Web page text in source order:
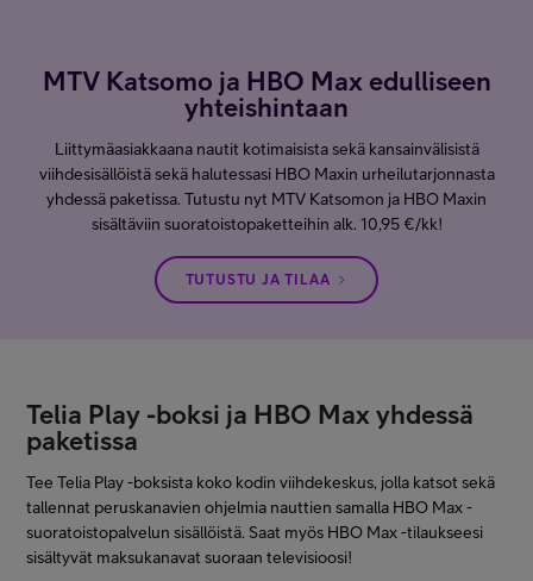
MTV Katsomo ja HBO Max edulliseen
yhteishintaan
Liittymäasiakkaana nautit kotimaisista sekä kansainvälisistä
viihdesisällöistä sekä halutessasi HBO Maxin urheilutarjonnasta
yhdessä paketissa. Tutustu nyt MTV Katsomon ja HBO Maxin
sisältäviin suoratoistopaketteihin alk. 10,95 €/kk!
TUTUSTU JA TILAA
Telia Play -boksi ja HBO Max yhdessä
paketissa
Tee Telia Play -boksista koko kodin viihdekeskus, jolla katsot sekä
tallennat peruskanavien ohjelmia nauttien samalla HBO Max -
suoratoistopalvelun sisällöistä. Saat myös HBO Max -tilaukseesi
sisältyvät maksukanavat suoraan televisioosi!